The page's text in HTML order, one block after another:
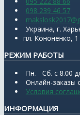
098 239 46 57
Украина, г.
пл. Кононенко,
РЕЖИМ РАБОТЫ
Пн. - Сб. с 8.00
Онлайн-заказы
Условия
ИНФОРМАЦИЯ